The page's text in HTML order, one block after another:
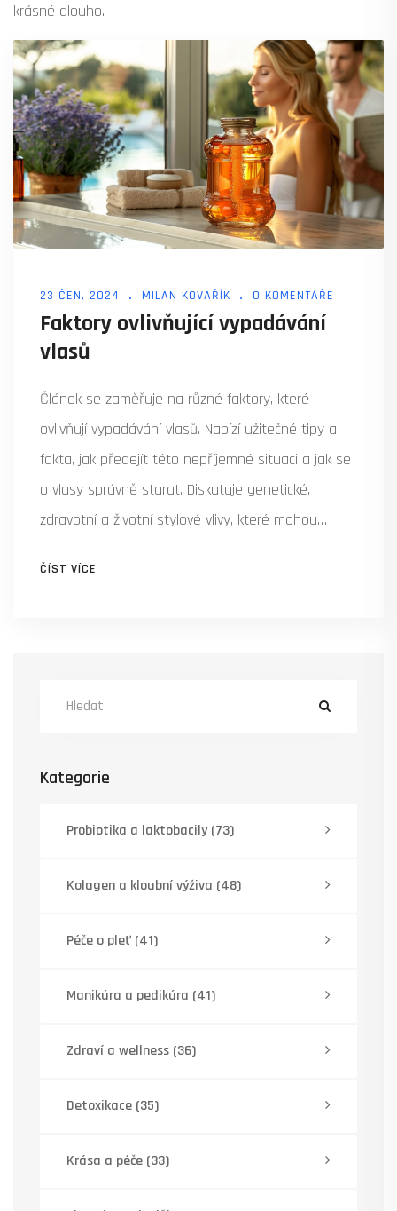
krásné dlouho.
23 ČEN, 2024 MILAN KOVAŘÍK 0 KOMENTÁŘE
Faktory ovlivňující vypadávání
vlasů
Článek se zaměřuje na různé faktory, které
ovlivňují vypadávání vlasů. Nabízí užitečné tipy a
fakta, jak předejít této nepříjemné situaci a jak se
o vlasy správně starat. Diskutuje genetické,
zdravotní a životní stylové vlivy, které mohou
ČÍST VÍCE
Kategorie
Probiotika a laktobacily(73)
Kolagen a kloubní výživa (48)
Péče o pleť (41)
Manikúra a pedikúra (41)
Zdraví a wellness (36)
Detoxikace (35)
Krása a péče (33)